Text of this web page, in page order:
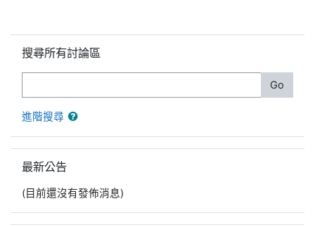
搜尋所有討論區
Go
進階搜尋
最新公告
(目前還沒有發佈消息)